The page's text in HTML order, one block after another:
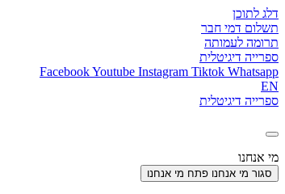
דלג לתוכן
תשלום דמי חבר
תרומה לעמותה
ספרייה דיגיטלית
FacebookYoutube Instagram Tiktok Whatsapp
EN
ספרייה דיגיטלית
מי אנחנו
סגור מי אנחנו פתח מי אנחנו